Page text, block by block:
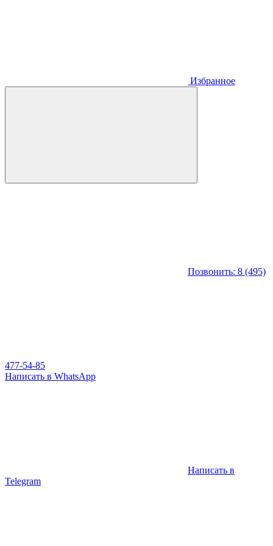
Избранное
Позвонить: 8 (495)
477-54-85
Написать в WhatsApp
Написать в
Telegram